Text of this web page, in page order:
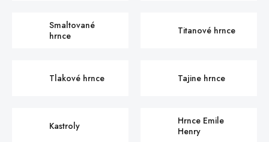
Smaltované
hrnce
Titanové hrnce
Tlakové hrnce Tajine hrnce
Kastroly
Hrnce Emile
Henry